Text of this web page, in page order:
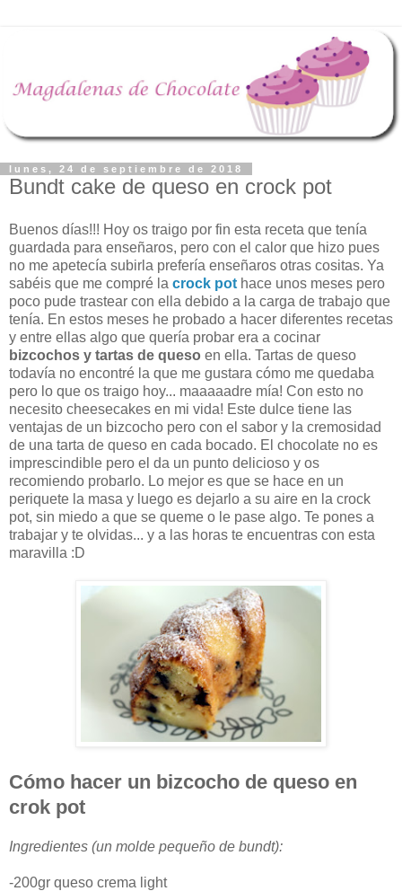
lunes, 24 de septiembre de 2018
Bundt cake de queso en crock pot
Buenos días!!! Hoy os traigo por fin esta receta que tenía
guardada para enseñaros, pero con el calor que hizo pues
no me apetecía subirla prefería enseñaros otras cositas. Ya
sabéis que me compré la crock pot hace unos meses pero
poco pude trastear con ella debido a la carga de trabajo que
tenía. En estos meses he probado a hacer diferentes recetas
y entre ellas algo que quería probar era a cocinar
bizcochos y tartas de queso en ella. Tartas de queso
todavía no encontré la que me gustara cómo me quedaba
pero lo que os traigo hoy... maaaaadre mía! Con esto no
necesito cheesecakes en mi vida! Este dulce tiene las
ventajas de un bizcocho pero con el sabor y la cremosidad
de una tarta de queso en cada bocado. El chocolate no es
imprescindible pero el da un punto delicioso y os
recomiendo probarlo. Lo mejor es que se hace en un
periquete la masa y luego es dejarlo a su aire en la crock
pot, sin miedo a que se queme o le pase algo. Te pones a
trabajar y te olvidas... y a las horas te encuentras con esta
maravilla :D
Cómo hacer un bizcocho de queso en
crok pot
Ingredientes (un molde pequeño de bundt):
-200gr queso crema light